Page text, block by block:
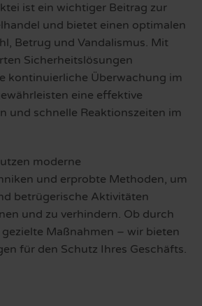
ist ein wichtiger Beitrag zur
und bietet einen optimalen
Betrug und Vandalismus. Mit
Sicherheitslösungen
kontinuierliche Überwachung im
eine effektive
und schnelle Reaktionszeiten im
moderne
und erprobte Methoden, um
betrügerische Aktivitäten
und zu verhindern. Ob durch
Maßnahmen – wir bieten
für den Schutz Ihres Geschäfts.